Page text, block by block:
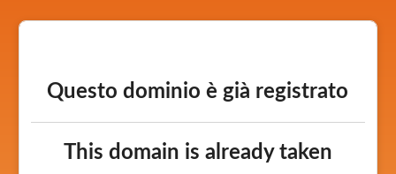
Questo dominio è già registrato
This domain is already taken